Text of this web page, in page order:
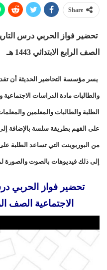
Share
تحضير فواز الحربي درس
الصف الرابع الابتدائي 1443 هـ
يسر مؤسسة التحاضير الحديثة أن
والطالبات مادة الدراسات
الطلبة والطالبات والمعلمين
على الفهم بطريقة سلسة بالإضافة
من البوربوينت التي تساعد الطلبة
إلى ذلك فيديوهات بالصوت والصورة
تحضير فواز الحربي
الاجتماعية الصف الرابع